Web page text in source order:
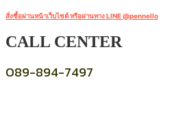
สั่งซื้อผ่านหน้าเว็บไซต์ หรือผ่านทาง LINE @pennello
CALL CENTER
089-894-7497